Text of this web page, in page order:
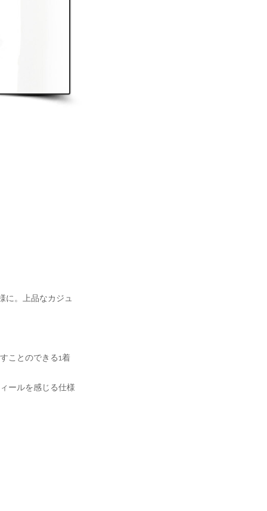
に。上品なカジュ
ことのできる1着
ールを感じる仕様